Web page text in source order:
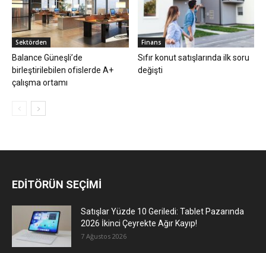
Sektörden
Balance Güneşli’de
birleştirilebilen ofislerde A+
çalışma ortamı
Finans
Sıfır konut satışlarında ilk soru
değişti
EDİTÖRÜN SEÇİMİ
Satışlar Yüzde 10 Geriledi: Tablet Pazarında
2026 İkinci Çeyrekte Ağır Kayıp!
7 Ağustos 2026